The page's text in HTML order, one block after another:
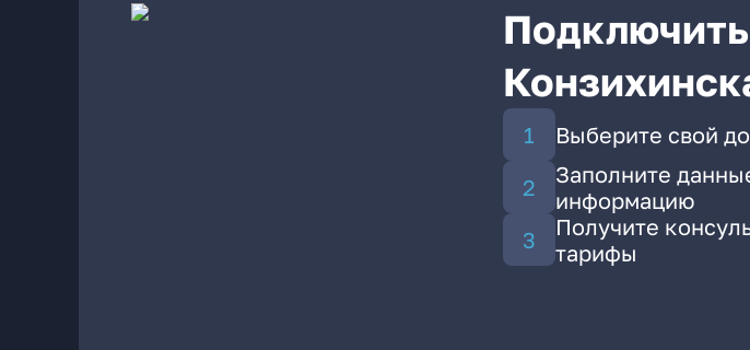
Выберите свой
Заполните
информацию
Получите
тарифы